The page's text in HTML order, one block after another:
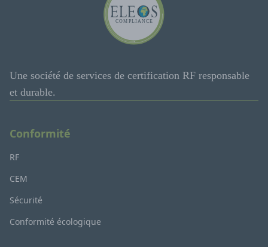
Une société de services de certification RF responsable
et durable.
Conformité
RF
CEM
Sécurité
Conformité écologique